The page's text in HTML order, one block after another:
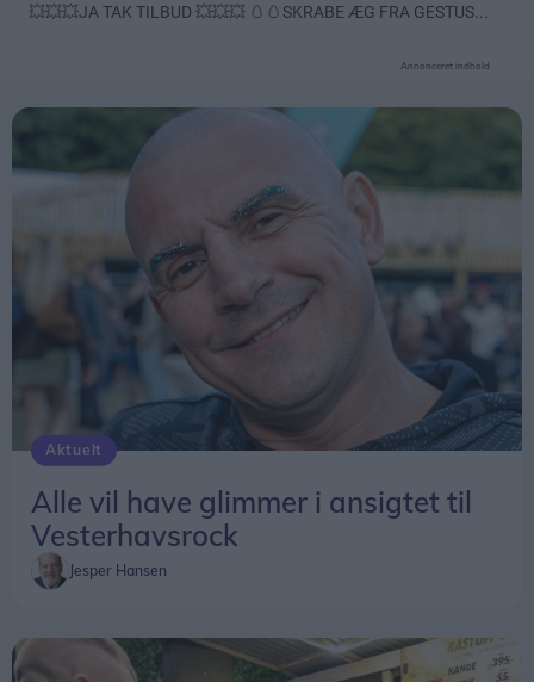
Annonceret indhold
Aktuelt
Alle vil have glimmer i ansigtet til
Vesterhavsrock
Jesper Hansen